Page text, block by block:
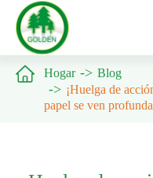
 Hogar
Blog
¡Huelga de
papel se ven